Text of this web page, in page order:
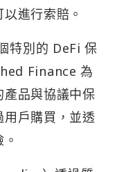
進行索賠。
特別的 DeFi 保
Finance 為
品與協議中保
戶購買，並透